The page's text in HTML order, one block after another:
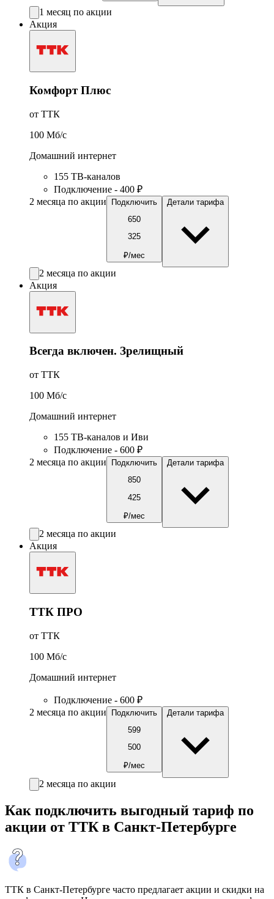
1 месяц по акции
Акция
Комфорт Плюс
от ТТК
100 Мб/c
Домашний интернет
155 ТВ-каналов
Подключение - 400 ₽
2 месяца по акции
Подключить
650
325
₽/мес
Детали тарифа
2 месяца по акции
Акция
Всегда включен. Зрелищный
от ТТК
100 Мб/c
Домашний интернет
155 ТВ-каналов и Иви
Подключение - 600 ₽
2 месяца по акции
Подключить
850
425
₽/мес
Детали тарифа
2 месяца по акции
Акция
ТТК ПРО
от ТТК
100 Мб/c
Домашний интернет
Подключение - 600 ₽
2 месяца по акции
Подключить
599
500
₽/мес
Детали тарифа
2 месяца по акции
Как подключить выгодный тариф по
акции от ТТК в Санкт-Петербурге
ТТК в Санкт-Петербурге часто предлагает акции и скидки на